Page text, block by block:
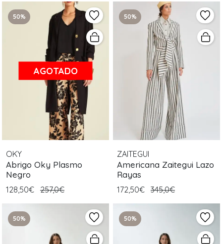
50%
AGOTADO
OKY
Abrigo Oky Plasmo
Negro
128,50€ 257,0€
50%
ZAITEGUI
Americana Zaitegui Lazo
Rayas
172,50€ 345,0€
50% 50%